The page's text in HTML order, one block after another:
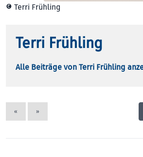
© Terri Frühling
Terri Frühling
Alle Beiträge von Terri Frühling
« »